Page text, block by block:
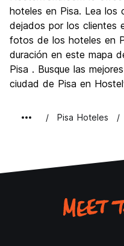
Cultura
Fiesta
Calidad Precio
hoteles en Pisa. Lea los
dejados por los clientes
fotos de los hoteles en
duración en este mapa
Pisa . Busque las
ciudad de Pisa en
Pisa Hoteles